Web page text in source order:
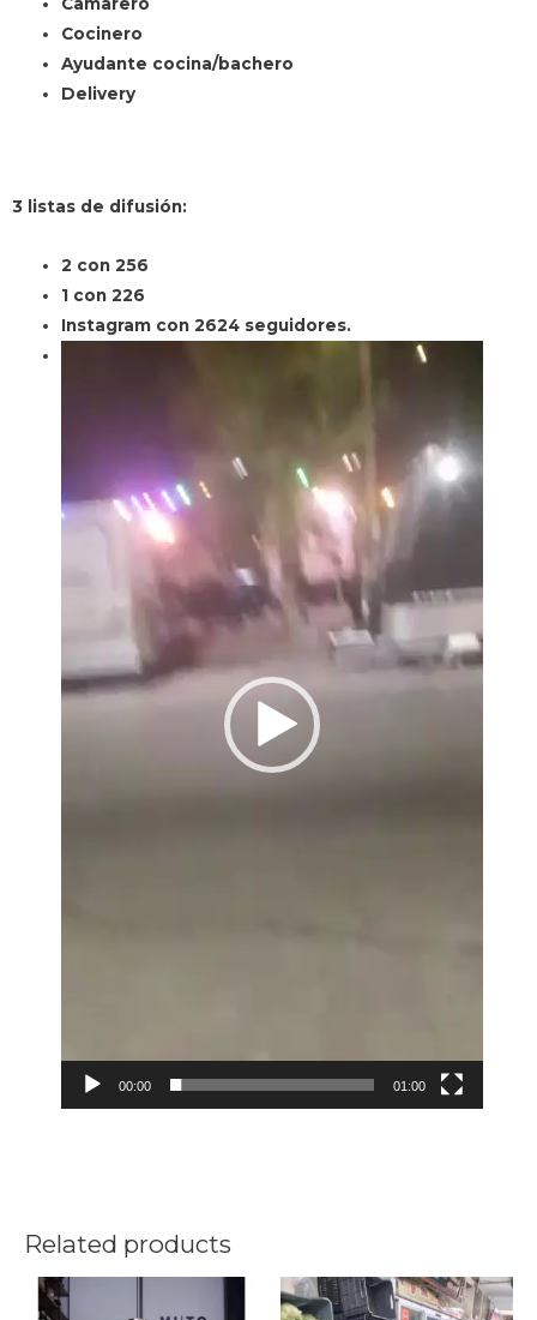
Cocinero
Ayudante cocina/bachero
Delivery
3 listas de difusión:
2 con 256
1 con 226
Instagram con 2624 seguidores.
00:00 01:00
Related products